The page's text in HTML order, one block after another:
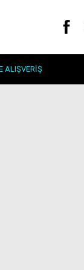
ALIŞVERIŞ